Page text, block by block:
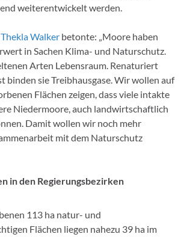
weiterentwickelt werden.
Thekla Walker betonte: „Moore haben
in Sachen Klima- und Naturschutz.
Arten Lebensraum. Renaturiert
binden sie Treibhausgase. Wir wollen auf
Flächen zeigen, dass viele intakte
Niedermoore, auch landwirtschaftlich
Damit wollen wir noch mehr
mit dem Naturschutz
in den Regierungsbezirken
113 ha natur- und
Flächen liegen nahezu 39 ha im